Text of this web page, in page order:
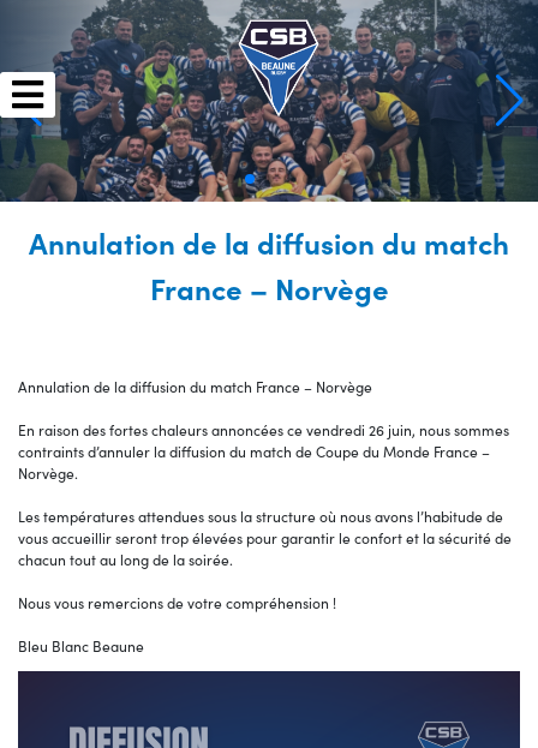
Annulation de la diffusion du match
France – Norvège
Annulation de la diffusion du match France – Norvège
En raison des fortes chaleurs annoncées ce vendredi 26 juin, nous sommes
contraints d’annuler la diffusion du match de Coupe du Monde France –
Norvège.
Les températures attendues sous la structure où nous avons l’habitude de
vous accueillir seront trop élevées pour garantir le confort et la sécurité de
chacun tout au long de la soirée.
Nous vous remercions de votre compréhension !
Bleu Blanc Beaune